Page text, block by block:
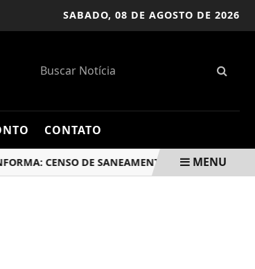
SABADO, 08 DE AGOSTO DE 2026
CONTATO
CENSO DE SANEAMENTO RURAL VISITARÁ 404
MENU